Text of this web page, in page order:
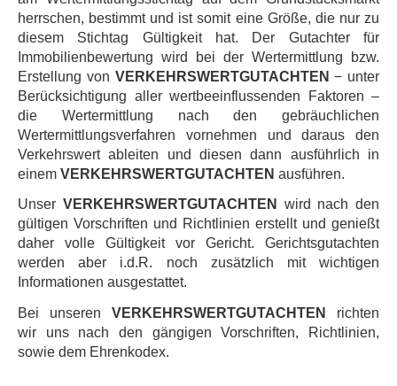
herrschen, bestimmt und ist somit eine Größe, die nur zu
diesem Stichtag Gültigkeit hat. Der Gutachter für
Immobilienbewertung wird bei der Wertermittlung bzw.
Erstellung von VERKEHRSWERTGUTACHTEN − unter
Berücksichtigung aller wertbeeinflussenden Faktoren –
die Wertermittlung nach den gebräuchlichen
Wertermittlungsverfahren vornehmen und daraus den
Verkehrswert ableiten und diesen dann ausführlich in
einem VERKEHRSWERTGUTACHTEN ausführen.
Unser VERKEHRSWERTGUTACHTEN
wird nach den
gültigen Vorschriften und Richtlinien erstellt und genießt
daher volle Gültigkeit vor Gericht. Gerichtsgutachten
werden aber i.d.R. noch zusätzlich mit wichtigen
Informationen ausgestattet.
Bei unseren VERKEHRSWERTGUTACHTEN
richten
wir uns nach den gängigen Vorschriften, Richtlinien,
sowie dem Ehrenkodex.